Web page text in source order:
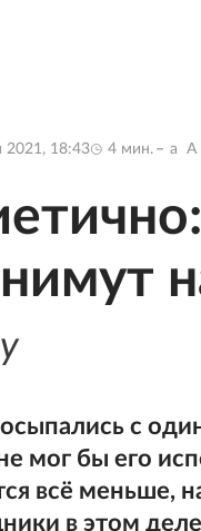
2021, 18:43 4 мин. a A
с
мог бы его
всё меньше,
в этом